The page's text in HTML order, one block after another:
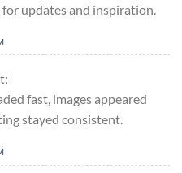
updates and inspiration.
fast, images appeared
stayed consistent.